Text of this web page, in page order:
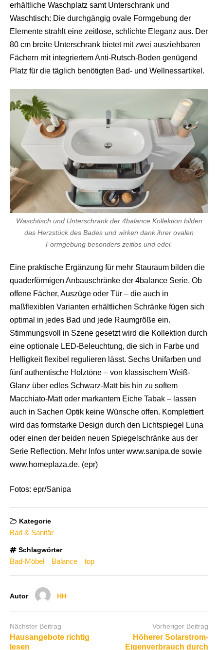
erhältliche Waschplatz samt Unterschrank und
Waschtisch: Die durchgängig ovale Formgebung der
Elemente strahlt eine zeitlose, schlichte Eleganz aus. Der
80 cm breite Unterschrank bietet mit zwei ausziehbaren
Fächern mit integriertem Anti-Rutsch-Boden genügend
Platz für die täglich benötigten Bad- und Wellnessartikel.
Waschtisch und Unterschrank der 4balance Kollektion bilden
das Herzstück des Bades und wirken dank ihrer ovalen
Formgebung besonders zeitlos und edel.
Eine praktische Ergänzung für mehr Stauraum bilden die
quaderförmigen Anbauschränke der 4balance Serie. Ob
offene Fächer, Auszüge oder Tür – die auch in
maßflexiblen Varianten erhältlichen Schränke fügen sich
optimal in jedes Bad und jede Raumgröße ein.
Stimmungsvoll in Szene gesetzt wird die Kollektion durch
eine optionale LED-Beleuchtung, die sich in Farbe und
Helligkeit flexibel regulieren lässt. Sechs Unifarben und
fünf authentische Holztöne – von klassischem Weiß-
Glanz über edles Schwarz-Matt bis hin zu softem
Macchiato-Matt oder markantem Eiche Tabak – lassen
auch in Sachen Optik keine Wünsche offen. Komplettiert
wird das formstarke Design durch den Lichtspiegel Luna
oder einen der beiden neuen Spiegelschränke aus der
Serie Reflection. Mehr Infos unter www.sanipa.de sowie
www.homeplaza.de. (epr)
Fotos: epr/Sanipa
Kategorie
Bad & Sanitär
Schlagwörter
Bad-Möbel Balance top
Autor HH
Nächster Beitrag
Hausangebote richtig
lesen
Vorheriger Beitrag
Höherer Solarstrom-
Eigenverbrauch durch